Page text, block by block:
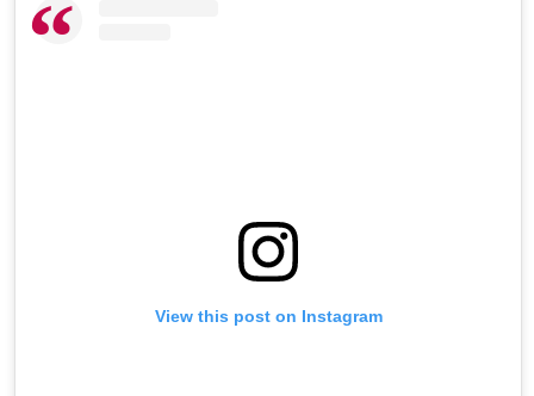
View this post on Instagram